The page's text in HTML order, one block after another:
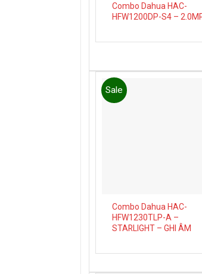
Combo Dahua HAC-
HFW1200DP-S4 –
Sale
Combo Dahua HAC-
HFW1230TLP-A –
STARLIGHT – GHI ÂM